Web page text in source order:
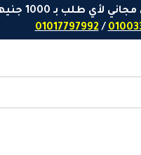
/
01017797992